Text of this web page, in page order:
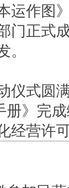
运作图
门正式
。
仪式圆
册》完
经营许